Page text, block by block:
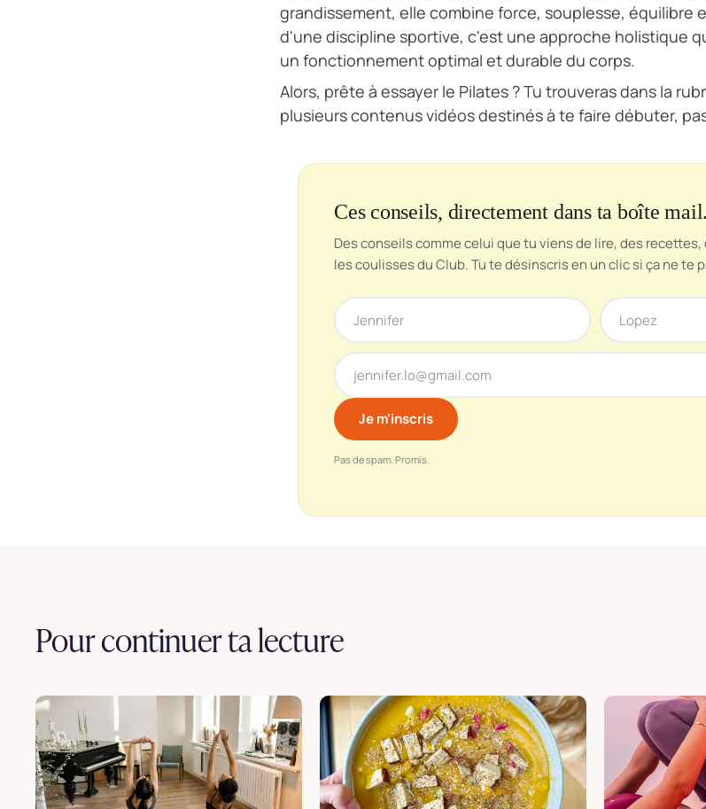
grandissement, elle combine force, souplesse, équilibre
d'une discipline sportive, c'est une approche holistique
un fonctionnement optimal et durable du corps.
Alors, prête à essayer le Pilates ? Tu trouveras dans la
plusieurs contenus vidéos destinés à te faire débuter,
Ces conseils, directement dans ta boîte mail.
Des conseils comme celui que tu viens de lire, des
les coulisses du Club. Tu te désinscris en un clic si ça ne te
Pas de spam. Promis.
Pour continuer ta lecture